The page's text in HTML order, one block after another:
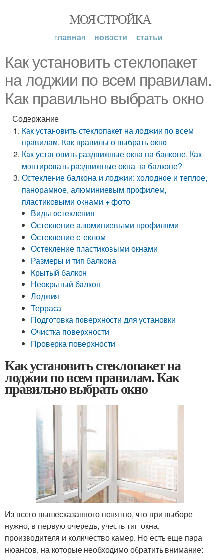
МОЯ СТРОЙКА
главная новости статьи
Как установить стеклопакет
на лоджии по всем правилам.
Как правильно выбрать окно
Содержание
Как установить стеклопакет на лоджии по всем
правилам. Как правильно выбрать окно
Как установить раздвижные окна на балконе. Как
монтировать раздвижные окна на балконе?
Остекление балкона и лоджии: холодное и теплое,
панорамное, алюминиевым профилем,
пластиковыми окнами + фото
Виды остекления
Остекление алюминиевыми профилями
Остекление стеклом
Остекление пластиковыми окнами
Размеры и тип балкона
Крытый балкон
Неокрытый балкон
Лоджия
Терраса
Подготовка поверхности для установки
Очистка поверхности
Проверка поверхности
Как установить стеклопакет на
лоджии по всем правилам. Как
правильно выбрать окно
Из всего вышесказанного понятно, что при выборе
нужно, в первую очередь, учесть тип окна,
производителя и количество камер. Но есть еще пара
нюансов, на которые необходимо обратить внимание: